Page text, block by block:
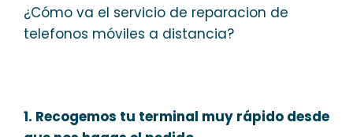
¿Cómo va el servicio de reparacion de
telefonos móviles a distancia?
1. Recogemos tu terminal muy rápido desde